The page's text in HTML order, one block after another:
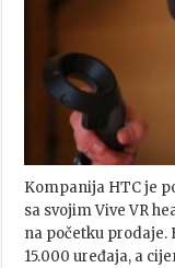
Kompanija HTC je
sa svojim Vive VR
na početku prodaje.
15.000 uređaja, a